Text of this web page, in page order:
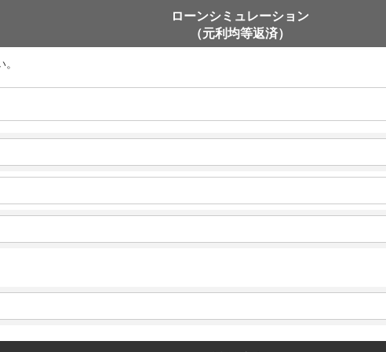
ローンシミュレーション
（元利均等返済）